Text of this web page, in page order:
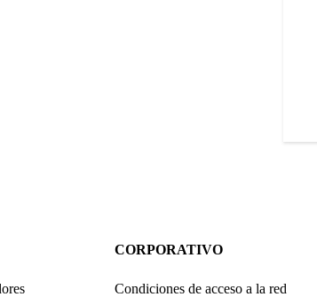
CORPORATIVO
Condiciones de acceso a la red